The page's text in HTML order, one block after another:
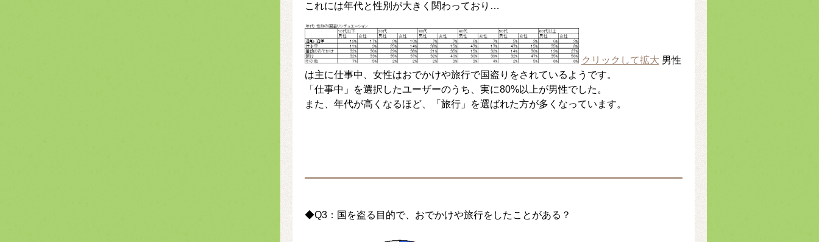
これには年代と性別が大きく関わっており…
クリックして拡大 男性
は主に仕事中、女性はおでかけや旅行で国盗りをされているようです。
「仕事中」を選択したユーザーのうち、実に80%以上が男性でした。
また、年代が高くなるほど、「旅行」を選ばれた方が多くなっています。
◆Q3：国を盗る目的で、おでかけや旅行をしたことがある？